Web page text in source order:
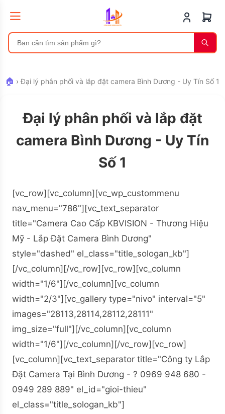
🏠 › Đại lý phân phối và lắp đặt camera Bình Dương - Uy Tín Số 1
Đại lý phân phối và lắp đặt
camera Bình Dương - Uy Tín
Số 1
[vc_row][vc_column][vc_wp_custommenu
nav_menu="786"][vc_text_separator
title="Camera Cao Cấp KBVISION - Thương Hiệu
Mỹ - Lắp Đặt Camera Bình Dương"
style="dashed" el_class="title_sologan_kb"]
[/vc_column][/vc_row][vc_row][vc_column
width="1/6"][/vc_column][vc_column
width="2/3"][vc_gallery type="nivo" interval="5"
images="28113,28114,28112,28111"
img_size="full"][/vc_column][vc_column
width="1/6"][/vc_column][/vc_row][vc_row]
[vc_column][vc_text_separator title="Công ty Lắp
Đặt Camera Tại Bình Dương - ? 0969 948 680 -
0949 289 889" el_id="gioi-thieu"
el_class="title_sologan_kb"]